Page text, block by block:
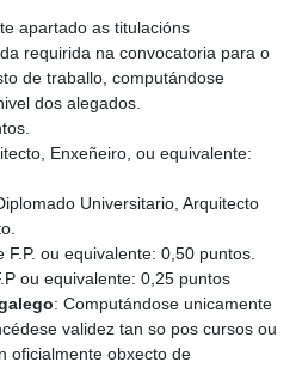
apartado as titulacións
requirida na convocatoria para o
de traballo, computándose
dos alegados.
Enxeñeiro, ou equivalente:
Universitario, Arquitecto
ou equivalente: 0,50 puntos.
ou equivalente: 0,25 puntos
: Computándose unicamente
validez tan so pos cursos ou
oficialmente obxecto de